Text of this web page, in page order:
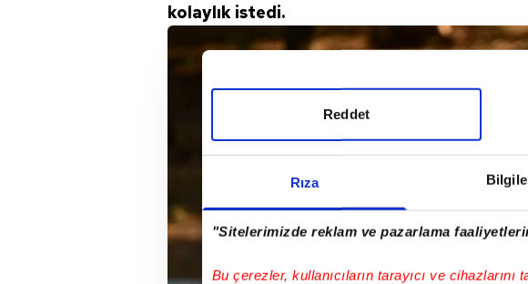
Rıza
"Sitelerimizde reklam ve pazarlama
Bu çerezler, kullanıcıların tarayıcı ve cihazlarını
Reddet
kolaylık istedi.